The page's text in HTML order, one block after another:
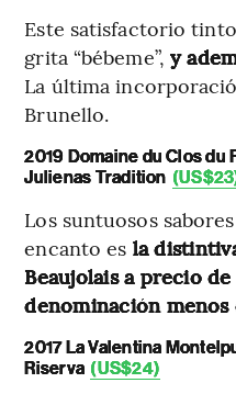
Este satisfactorio
grita “bébeme”, y
La última
Brunello.
2019 Domaine du Clos du
Julienas Tradition
Los suntuosos
encanto es la
Beaujolais a precio
denominación
2017 La Valentina
Riserva (US$24)